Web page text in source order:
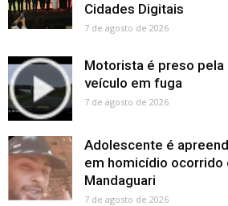
Cidades Digitais
7 de agosto de 2026
Motorista é preso pela
veículo em fuga
7 de agosto de 2026
Adolescente é
em homicídio ocorrido
Mandaguari
7 de agosto de 2026